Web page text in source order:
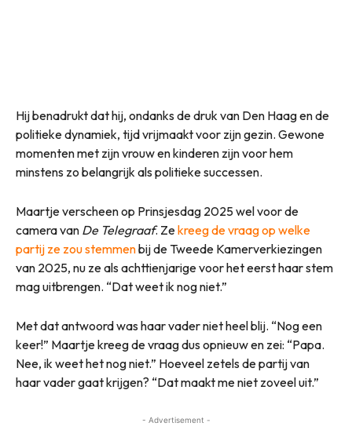
Hij benadrukt dat hij, ondanks de druk van Den Haag en de
politieke dynamiek, tijd vrijmaakt voor zijn gezin. Gewone
momenten met zijn vrouw en kinderen zijn voor hem
minstens zo belangrijk als politieke successen.
Maartje verscheen op Prinsjesdag 2025 wel voor de
camera van De Telegraaf. Zekreeg de vraag op welke
partij ze zou stemmenbij de Tweede Kamerverkiezingen
van 2025, nu ze als achttienjarige voor het eerst haar stem
mag uitbrengen. “Dat weet ik nog niet.”
Met dat antwoord was haar vader niet heel blij. “Nog een
keer!” Maartje kreeg de vraag dus opnieuw en zei: “Papa.
Nee, ik weet het nog niet.” Hoeveel zetels de partij van
haar vader gaat krijgen? “Dat maakt me niet zoveel uit.”
- Advertisement -